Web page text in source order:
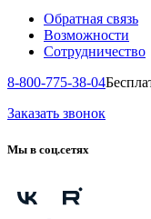
Обратная связь
Возможности
Сотрудничество
8-800-775-38-04
Заказать звонок
Мы в соц.сетях